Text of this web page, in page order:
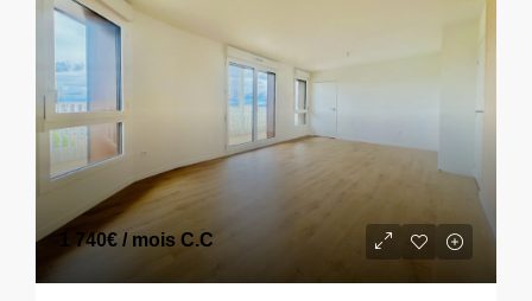
1 740€ / mois C.C